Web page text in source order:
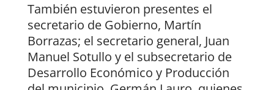
También estuvieron presentes el
secretario de Gobierno, Martín
Borrazas; el secretario general, Juan
Manuel Sotullo y el subsecretario de
Desarrollo Económico y Producción